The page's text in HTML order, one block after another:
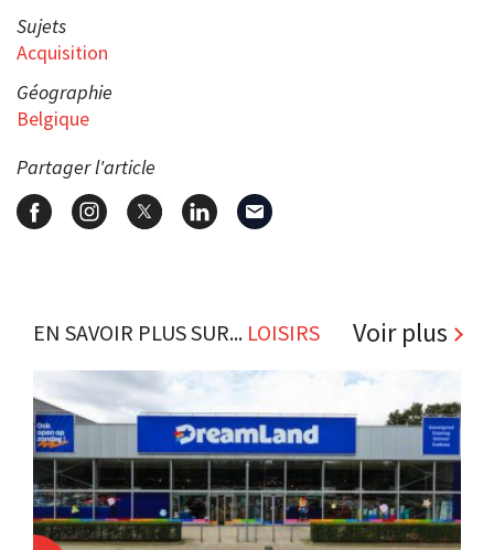
Sujets
Acquisition
Géographie
Belgique
Partager l'article
EN SAVOIR PLUS SUR... LOISIRS Voir plus